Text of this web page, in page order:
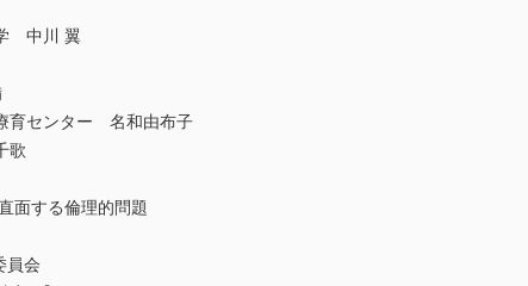
中川 翼
育センター 名和由布子
歌
面する倫理的問題
員会